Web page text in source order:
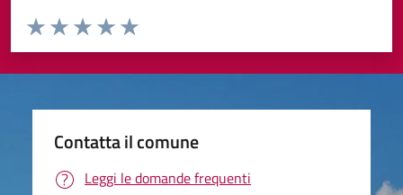
Valuta da 1 a 5 stelle la pagina
Valuta 5 stelle su 5
Valuta 4 stelle su 5
Valuta 3 stelle su 5
Valuta 2 stelle su 5
Valuta 1 stelle su 5
Contatta il comune
Leggi le domande frequenti